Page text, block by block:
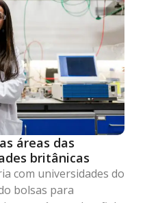
áreas das
britânicas
com universidades do
bolsas para